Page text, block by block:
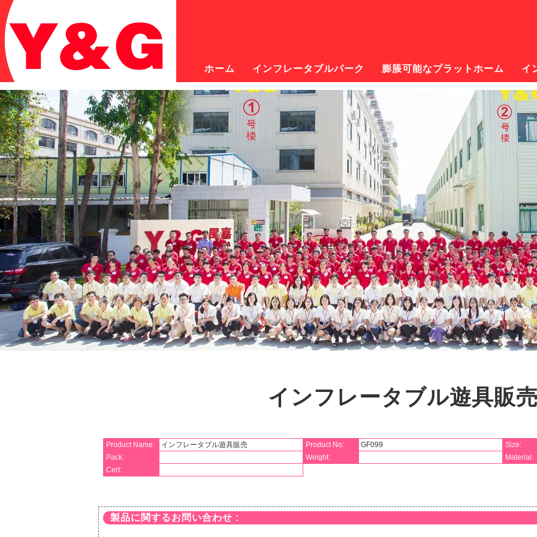
ホーム インフレータブルパーク 膨脹可能なプラットホーム イ
インフレータブル遊具販
Product Name: インフレータブル遊具販売 Product No: GF099
Size:
Pack:
Weight:
Material:
Cert:
製品に関するお問い合わせ :